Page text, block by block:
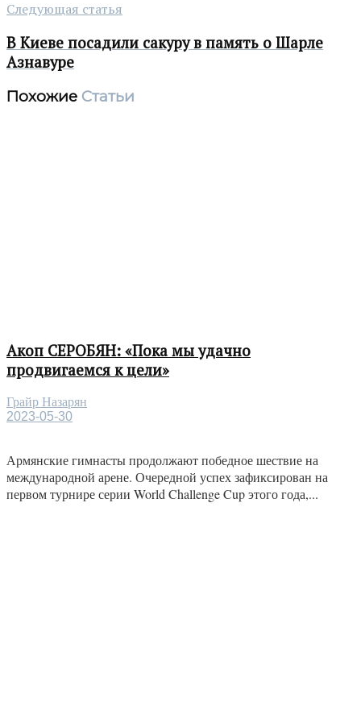
Следующая статья
В Киеве посадили сакуру в память о Шарле
Азнавуре
Похожие Статьи
Акоп СЕРОБЯН: «Пока мы удачно
продвигаемся к цели»
Грайр Назарян
2023-05-30
Армянские гимнасты продолжают победное шествие на
международной арене. Очередной успех зафиксирован на
первом турнире серии World Challenge Cup этого года,...